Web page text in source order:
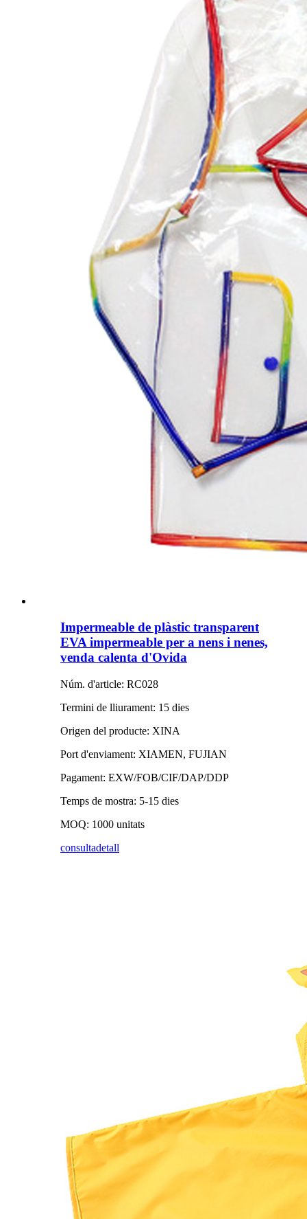
Impermeable de plàstic transparent
EVA impermeable per a nens i nenes,
venda calenta d'Ovida
Núm. d'article: RC028
Termini de lliurament: 15 dies
Origen del producte: XINA
Port d'enviament: XIAMEN, FUJIAN
Pagament: EXW/FOB/CIF/DAP/DDP
Temps de mostra: 5-15 dies
MOQ: 1000 unitats
consultadetall